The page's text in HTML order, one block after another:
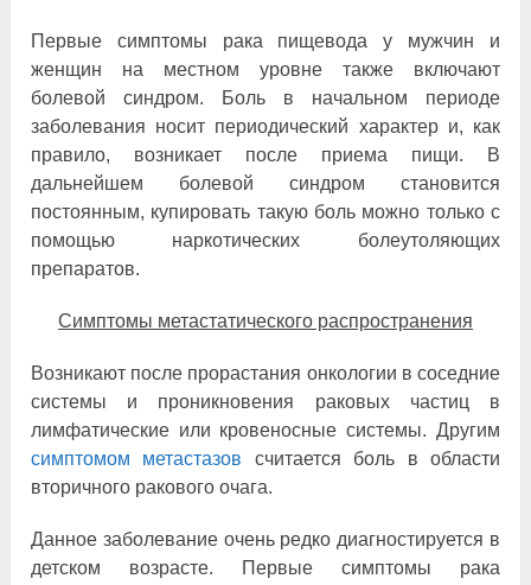
Первые симптомы рака пищевода у мужчин и
женщин на местном уровне также включают
болевой синдром. Боль в начальном периоде
заболевания носит периодический характер и, как
правило, возникает после приема пищи. В
дальнейшем болевой синдром становится
постоянным, купировать такую боль можно только с
помощью наркотических болеутоляющих
препаратов.
Симптомы метастатического распространения
Возникают после прорастания онкологии в соседние
системы и проникновения раковых частиц в
лимфатические или кровеносные системы. Другим
симптомом метастазов считается боль в области
вторичного ракового очага.
Данное заболевание очень редко диагностируется в
детском возрасте. Первые симптомы рака